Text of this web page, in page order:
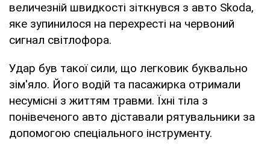
величезній швидкості зіткнувся з авто Skoda,
яке зупинилося на перехресті на червоний
сигнал світлофора.
Удар був такої сили, що легковик буквально
зім'яло. Його водій та пасажирка отримали
несумісні з життям травми. Їхні тіла з
понівеченого авто діставали рятувальники за
допомогою спеціального інструменту.